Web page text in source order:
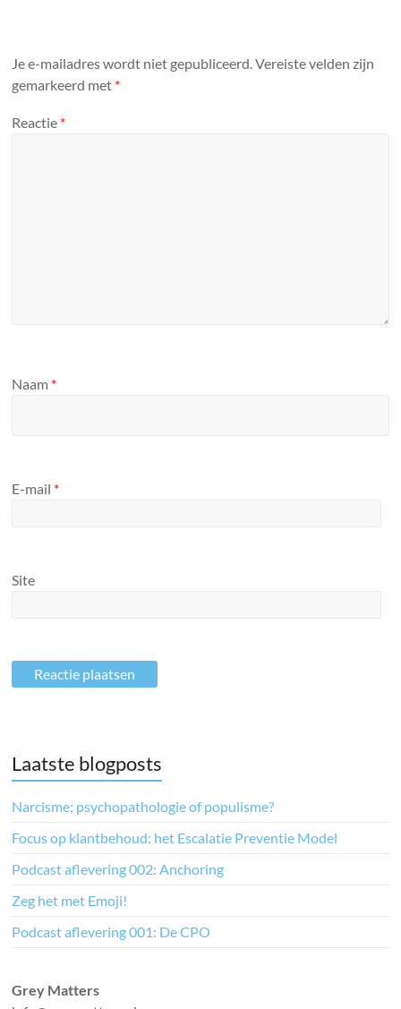
Je e-mailadres wordt niet gepubliceerd.Vereiste velden zijn
gemarkeerd met *
Reactie *
Naam *
E-mail *
Site
Laatste blogposts
Narcisme; psychopathologie of populisme?
Focus op klantbehoud: het Escalatie Preventie Model
Podcast aflevering 002: Anchoring
Zeg het met Emoji!
Podcast aflevering 001: De CPO
Grey Matters